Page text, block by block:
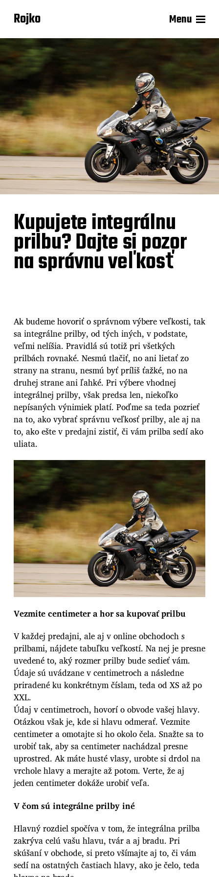
Rojko Menu
Kupujete integrálnu
prilbu? Dajte si pozor
na správnu veľkosť
Ak budeme hovoriť o správnom výbere veľkosti, tak
saintegrálne prilby, od tých iných, v podstate,
veľmi nelíšia. Pravidlá sú totiž pri všetkých
prilbách rovnaké. Nesmú tlačiť, no ani lietať zo
strany na stranu, nesmú byť príliš ťažké, no na
druhej strane ani ľahké. Pri výbere vhodnej
integrálnej prilby, však predsa len, niekoľko
nepísaných výnimiek platí. Poďme sa teda pozrieť
na to, ako vybrať správnu veľkosť prilby, ale aj na
to, ako ešte v predajni zistiť, či vám prilba sedí ako
uliata.
Vezmite centimeter a hor sa kupovať prilbu
V každej predajni, ale aj v online obchodoch s
prilbami, nájdete tabuľku veľkostí. Na nej je presne
uvedené to, aký rozmer prilby bude sedieť vám.
Údaje sú uvádzane v centimetroch a následne
priradené ku konkrétnym číslam, teda od XS až po
XXL.
Údaj v centimetroch, hovorí o obvode vašej hlavy.
Otázkou však je, kde si hlavu odmerať. Vezmite
centimeter a omotajte si ho okolo čela. Snažte sa to
urobiť tak, aby sa centimeter nachádzal presne
uprostred. Ak máte husté vlasy, urobte si drdol na
vrchole hlavy a merajte až potom. Verte, že aj
jeden centimeter dokáže urobiť veľa.
V čom sú integrálne prilby iné
Hlavný rozdiel spočíva v tom, že integrálna prilba
zakrýva celú vašu hlavu, tvár a aj bradu. Pri
skúšaní v obchode, si preto všímajte aj to, či vám
sedí na ostatných častiach hlavy, ako je čelo, teda